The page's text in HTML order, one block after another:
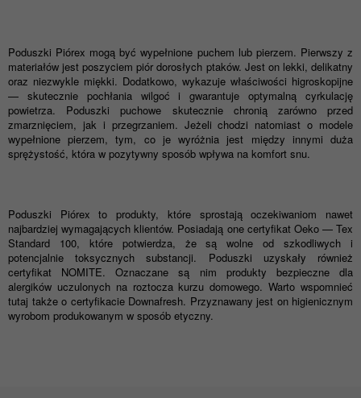
Poduszki Piórex mogą być wypełnione puchem lub pierzem. Pierwszy z
materiałów jest poszyciem piór dorosłych ptaków. Jest on lekki, delikatny
oraz niezwykle miękki. Dodatkowo, wykazuje właściwości higroskopijne
— skutecznie pochłania wilgoć i gwarantuje optymalną cyrkulację
powietrza. Poduszki puchowe skutecznie chronią zarówno przed
zmarznięciem, jak i przegrzaniem. Jeżeli chodzi natomiast o modele
wypełnione pierzem, tym, co je wyróżnia jest między innymi duża
sprężystość, która w pozytywny sposób wpływa na komfort snu.
Poduszki Piórex to produkty, które sprostają oczekiwaniom nawet
najbardziej wymagających klientów. Posiadają one certyfikat Oeko — Tex
Standard 100, które potwierdza, że są wolne od szkodliwych i
potencjalnie toksycznych substancji. Poduszki uzyskały również
certyfikat NOMITE. Oznaczane są nim produkty bezpieczne dla
alergików uczulonych na roztocza kurzu domowego. Warto wspomnieć
tutaj także o certyfikacie Downafresh. Przyznawany jest on higienicznym
wyrobom produkowanym w sposób etyczny.